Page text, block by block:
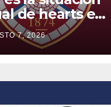
de hearts en
7, 2026